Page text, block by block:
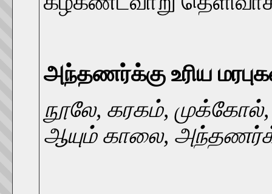
அந்தணர்க்கு உரிய
நூலே, கரகம்,
ஆயும் காலை,